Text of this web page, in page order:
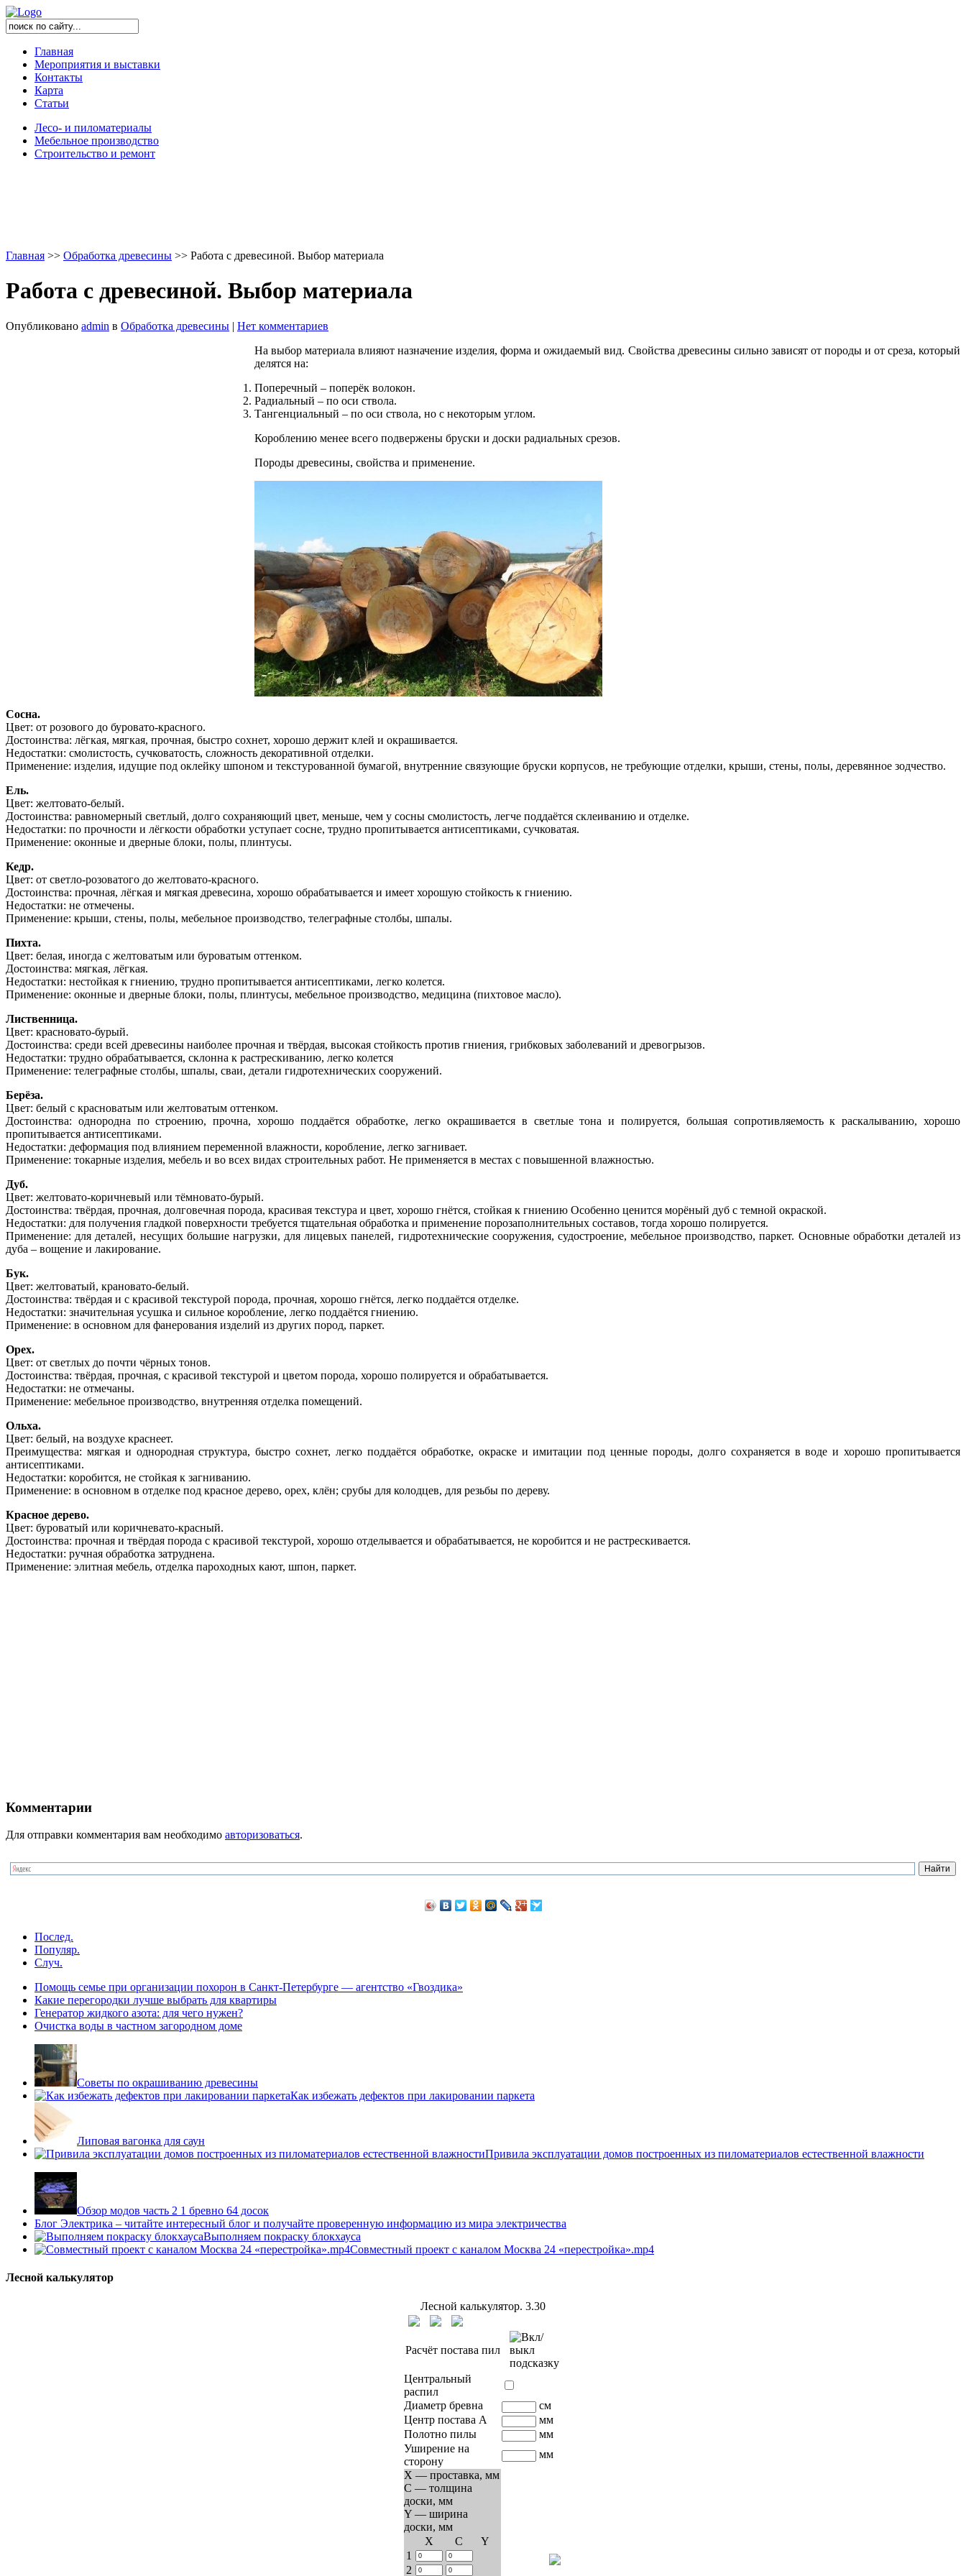
Главная
Мероприятия и выставки
Контакты
Карта
Статьи
Лесо- и пиломатериалы
Мебельное производство
Строительство и ремонт
Главная >> Обработка древесины >> Работа с древесиной. Выбор материала
Работа с древесиной. Выбор материала
Опубликовано admin в Обработка древесины | Нет комментариев
На выбор материала влияют назначение изделия, форма и ожидаемый вид. Свойства древесины сильно зависят от породы и от среза, который
делятся на:
Поперечный – поперёк волокон.
Радиальный – по оси ствола.
Тангенциальный – по оси ствола, но с некоторым углом.
Короблению менее всего подвержены бруски и доски радиальных срезов.
Породы древесины, свойства и применение.
Сосна.
Цвет: от розового до буровато-красного.
Достоинства: лёгкая, мягкая, прочная, быстро сохнет, хорошо держит клей и окрашивается.
Недостатки: смолистость, сучковатость, сложность декоративной отделки.
Применение: изделия, идущие под оклейку шпоном и текстурованной бумагой, внутренние связующие бруски корпусов, не требующие отделки, крыши, стены, полы, деревянное зодчество.
Ель.
Цвет: желтовато-белый.
Достоинства: равномерный светлый, долго сохраняющий цвет, меньше, чем у сосны смолистость, легче поддаётся склеиванию и отделке.
Недостатки: по прочности и лёгкости обработки уступает сосне, трудно пропитывается антисептиками, сучковатая.
Применение: оконные и дверные блоки, полы, плинтусы.
Кедр.
Цвет: от светло-розоватого до желтовато-красного.
Достоинства: прочная, лёгкая и мягкая древесина, хорошо обрабатывается и имеет хорошую стойкость к гниению.
Недостатки: не отмечены.
Применение: крыши, стены, полы, мебельное производство, телеграфные столбы, шпалы.
Пихта.
Цвет: белая, иногда с желтоватым или буроватым оттенком.
Достоинства: мягкая, лёгкая.
Недостатки: нестойкая к гниению, трудно пропитывается антисептиками, легко колется.
Применение: оконные и дверные блоки, полы, плинтусы, мебельное производство, медицина (пихтовое масло).
Лиственница.
Цвет: красновато-бурый.
Достоинства: среди всей древесины наиболее прочная и твёрдая, высокая стойкость против гниения, грибковых заболеваний и древогрызов.
Недостатки: трудно обрабатывается, склонна к растрескиванию, легко колется
Применение: телеграфные столбы, шпалы, сваи, детали гидротехнических сооружений.
Берёза.
Цвет: белый с красноватым или желтоватым оттенком.
Достоинства: однородна по строению, прочна, хорошо поддаётся обработке, легко окрашивается в светлые тона и полируется, большая сопротивляемость к раскалыванию, хорошо
пропитывается антисептиками.
Недостатки: деформация под влиянием переменной влажности, коробление, легко загнивает.
Применение: токарные изделия, мебель и во всех видах строительных работ. Не применяется в местах с повышенной влажностью.
Дуб.
Цвет: желтовато-коричневый или тёмновато-бурый.
Достоинства: твёрдая, прочная, долговечная порода, красивая текстура и цвет, хорошо гнётся, стойкая к гниению Особенно ценится морёный дуб с темной окраской.
Недостатки: для получения гладкой поверхности требуется тщательная обработка и применение порозаполнительных составов, тогда хорошо полируется.
Применение: для деталей, несущих большие нагрузки, для лицевых панелей, гидротехнические сооружения, судостроение, мебельное производство, паркет. Основные обработки деталей из
дуба – вощение и лакирование.
Бук.
Цвет: желтоватый, крановато-белый.
Достоинства: твёрдая и с красивой текстурой порода, прочная, хорошо гнётся, легко поддаётся отделке.
Недостатки: значительная усушка и сильное коробление, легко поддаётся гниению.
Применение: в основном для фанерования изделий из других пород, паркет.
Орех.
Цвет: от светлых до почти чёрных тонов.
Достоинства: твёрдая, прочная, с красивой текстурой и цветом порода, хорошо полируется и обрабатывается.
Недостатки: не отмечаны.
Применение: мебельное производство, внутренняя отделка помещений.
Ольха.
Цвет: белый, на воздухе краснеет.
Преимущества: мягкая и однородная структура, быстро сохнет, легко поддаётся обработке, окраске и имитации под ценные породы, долго сохраняется в воде и хорошо пропитывается
антисептиками.
Недостатки: коробится, не стойкая к загниванию.
Применение: в основном в отделке под красное дерево, орех, клён; срубы для колодцев, для резьбы по дереву.
Красное дерево.
Цвет: буроватый или коричневато-красный.
Достоинства: прочная и твёрдая порода с красивой текстурой, хорошо отделывается и обрабатывается, не коробится и не растрескивается.
Недостатки: ручная обработка затруднена.
Применение: элитная мебель, отделка пароходных кают, шпон, паркет.
Комментарии
Для отправки комментария вам необходимо авторизоваться.
Послед.
Популяр.
Случ.
Помощь семье при организации похорон в Санкт-Петербурге — агентство «Гвоздика»
Какие перегородки лучше выбрать для квартиры
Генератор жидкого азота: для чего нужен?
Очистка воды в частном загородном доме
Советы по окрашиванию древесины
Как избежать дефектов при лакировании паркета
Липовая вагонка для саун
Привила эксплуатации домов построенных из пиломатериалов естественной влажности
Обзор модов часть 2 1 бревно 64 досок
Блог Электрика – читайте интересный блог и получайте проверенную информацию из мира электричества
Выполняем покраску блокхауса
Совместный проект с каналом Москва 24 «перестройка».mp4
Лесной калькулятор
Лесной калькулятор. 3.30
Расчёт постава пил
Центральный
распил
Диаметр бревна
см
Центр постава A
мм
Полотно пилы
мм
Уширение на
сторону
мм
X — проставка, мм
C — толщина
доски, мм
Y — ширина
доски, мм
Х
C
Y
1
2